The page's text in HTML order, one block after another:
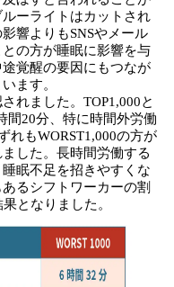
ーライトはカットされ
響よりもSNSやメール
の方が睡眠に影響を与
覚醒の要因にもつなが
ます。
れました。TOP1,000と
間20分、特に時間外労働
れもWORST1,000の方が
した。長時間労働する
眠不足を招きやすくな
るシフトワーカーの割
となりました。